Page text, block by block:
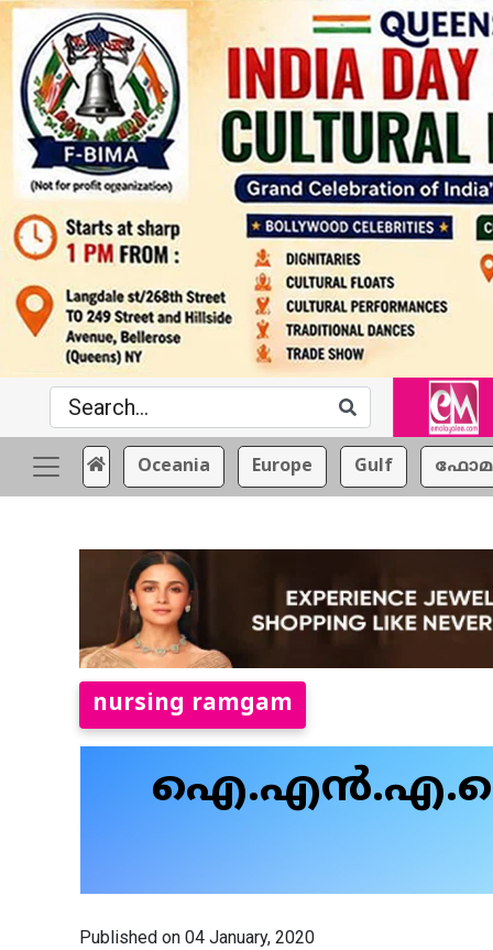
Oceania Europe Gulf
nursing ramgam
Published on 04 January, 2020